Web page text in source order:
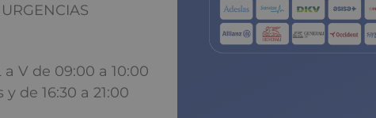
V de 09:00 a 10:00
de 16:30 a 21:00